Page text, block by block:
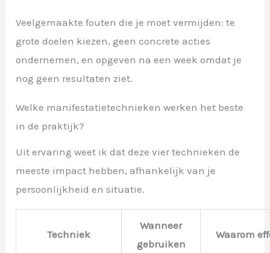
Veelgemaakte fouten die je moet vermijden: te
grote doelen kiezen, geen concrete acties
ondernemen, en opgeven na een week omdat je
nog geen resultaten ziet.
Welke manifestatietechnieken werken het beste
in de praktijk?
Uit ervaring weet ik dat deze vier technieken de
meeste impact hebben, afhankelijk van je
persoonlijkheid en situatie.
Techniek
Wanneer
gebruiken
Waarom